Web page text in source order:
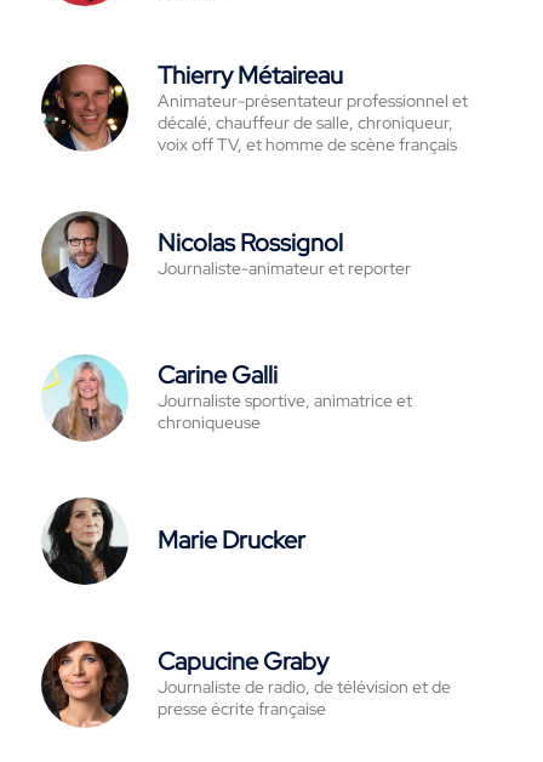
Thierry Métaireau
Animateur-présentateur professionnel et
décalé, chauffeur de salle, chroniqueur,
voix off TV, et homme de scène français
Nicolas Rossignol
Journaliste-animateur et reporter
Carine Galli
Journaliste sportive, animatrice et
chroniqueuse
Marie Drucker
Capucine Graby
Journaliste de radio, de télévision et de
presse écrite française